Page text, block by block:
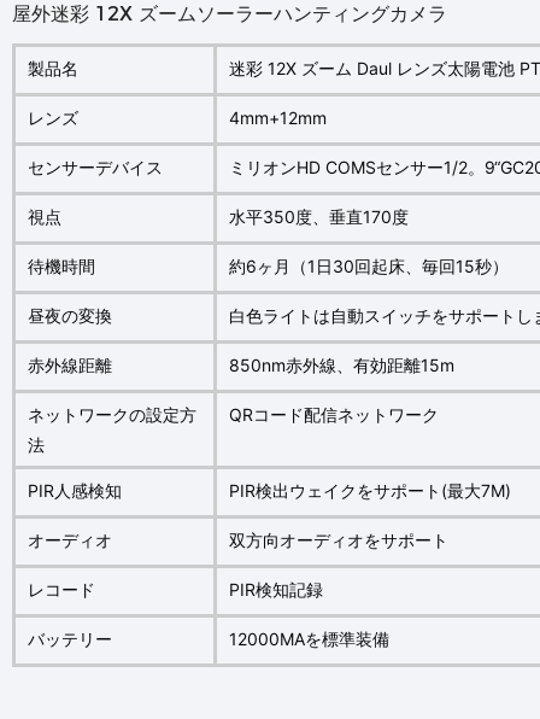
屋外迷彩 12X ズームソーラーハンティングカメラ
製品名 迷彩 12X ズーム Daul レンズ太陽電池
レンズ 4mm+12mm
センサーデバイス ミリオンHD COMSセンサー1/2。
視点 水平350度、垂直170度
待機時間 約6ヶ月（1日30回起床、毎回15秒）
昼夜の変換 白色ライトは自動スイッチをサポートし
赤外線距離 850nm赤外線、有効距離15m
ネットワークの設定方
法
QRコード配信ネットワーク
PIR人感検知 PIR検出ウェイクをサポート(最大7M)
オーディオ 双方向オーディオをサポート
レコード PIR検知記録
バッテリー 12000MAを標準装備